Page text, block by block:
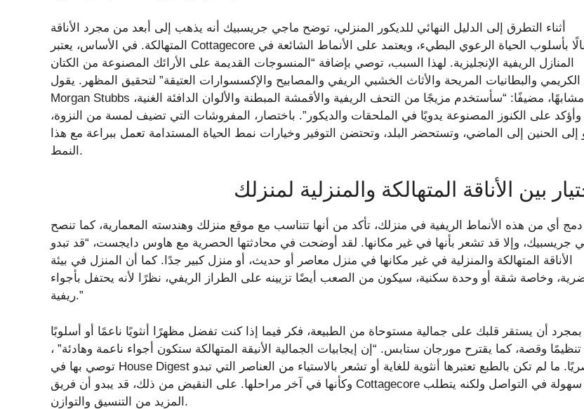
أثناء التطرق إلى الدليل النهائي للديكور المنزلي، توضح ماجي جريسبيك أنه يذهب إلى أبعد من مجرد الأناقة
المتهالكة. في الأساس، يعتبر Cottagecore احتفالًا بأسلوب الحياة الرعوي البطيء، ويعتمد على الأنماط الشائعة في
المنازل الريفية الإنجليزية. لهذا السبب، توصي بإضافة “المنسوجات القديمة على الأرائك المصنوعة من الكتان
الكريمي والبطانيات المريحة والأثاث الخشبي الريفي والمصابيح والإكسسوارات العتيقة” لتحقيق المظهر. يقول
Morgan Stubbs شيئًا مشابهًا، مضيفًا: “سأستخدم مزيجًا من التحف الريفية والأقمشة المبطنة والألوان الدافئة الغنية،
وأؤكد على الكنوز المصنوعة يدويًا في الملحقات والديكور”. باختصار، المفروشات التي تضيف لمسة من النزوة،
إلى الحنين إلى الماضي، وتستحضر البلد، وتحتضن التوفير وخيارات نمط الحياة المستدامة تعمل ببراعة مع هذا
النمط.
بين الأناقة المتهالكة والمنزلية لمنزلك
أي من هذه الأنماط الريفية في منزلك، تأكد من أنها تتناسب مع موقع منزلك وهندسته المعمارية، كما تنصح
جريسبيك، وإلا قد تشعر بأنها في غير مكانها. لقد أوضحت في محادثتها الحصرية مع هاوس دايجست، “قد تبدو
الأناقة المتهالكة والمنزلية في غير مكانها في منزل معاصر أو حديث، أو منزل كبير جدًا. كما أن المنزل في بيئة
وخاصة شقة أو وحدة سكنية، سيكون من الصعب أيضًا تزيينه على الطراز الريفي، نظرًا لأنه يحتفل بأجواء
ريفية.”
أن يستقر قلبك على جمالية مستوحاة من الطبيعة، فكر فيما إذا كنت تفضل مظهرًا أنثويًا ناعمًا أو أسلوبًا
تنظيمًا وقصة، كما يقترح مورجان ستابس. “إن إيجابيات الجمالية الأنيقة المتهالكة ستكون أجواء ناعمة وهادئة” ،
توصي بها في House Digest حصريًا. ما لم تكن بالطبع تعتبرها أنثوية للغاية أو تشعر بالاستياء من العناصر التي تبدو
وكأنها في آخر مراحلها. على النقيض من ذلك، قد يبدو أن فريق Cottagecore أكثر سهولة في التواصل ولكنه يتطلب
المزيد من التنسيق والتوازن.